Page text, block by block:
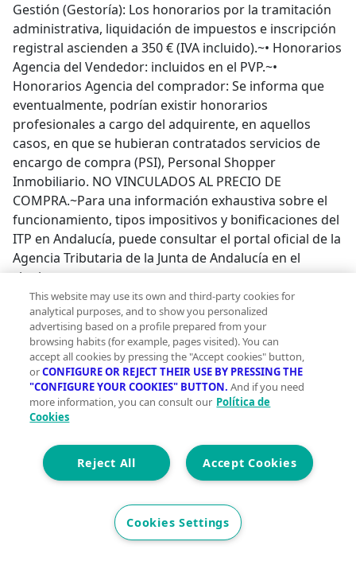
Gestión (Gestoría): Los honorarios por la tramitación
administrativa, liquidación de impuestos e inscripción
registral ascienden a 350 € (IVA incluido).~• Honorarios
Agencia del Vendedor: incluidos en el PVP.~•
Honorarios Agencia del comprador: Se informa que
eventualmente, podrían existir honorarios
profesionales a cargo del adquirente, en aquellos
casos, en que se hubieran contratados servicios de
encargo de compra (PSI), Personal Shopper
Inmobiliario. NO VINCULADOS AL PRECIO DE
COMPRA.~Para una información exhaustiva sobre el
funcionamiento, tipos impositivos y bonificaciones del
ITP en Andalucía, puede consultar el portal oficial de la
Agencia Tributaria de la Junta de Andalucía en el
siguiente
enlace:~https://www.juntadeandalucia.es/
juego/tributos/paginas/impuestos-cedidos-
transmisiones.html; ~~;
This website may use its own and third-party cookies for
analytical purposes, and to show you personalized
advertising based on a profile prepared from your
browsing habits (for example, pages visited). You can
accept all cookies by pressing the "Accept cookies" button,
orCONFIGURE OR REJECT THEIR USE BY PRESSING THE
"CONFIGURE YOUR COOKIES" BUTTON. And if you need
more information, you can consult our Política de
Cookies
Accept Cookies
Reject All
Cookies Settings